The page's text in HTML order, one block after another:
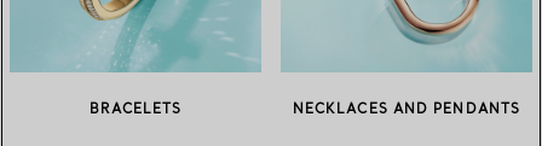
BRACELETS NECKLACES AND PENDANTS